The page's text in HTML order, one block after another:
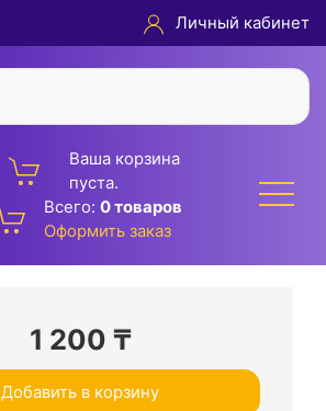
Личный кабинет
Ваша корзина
пуста.
Всего: 0 товаров
Оформить заказ
1 200 ₸
Добавить в корзину